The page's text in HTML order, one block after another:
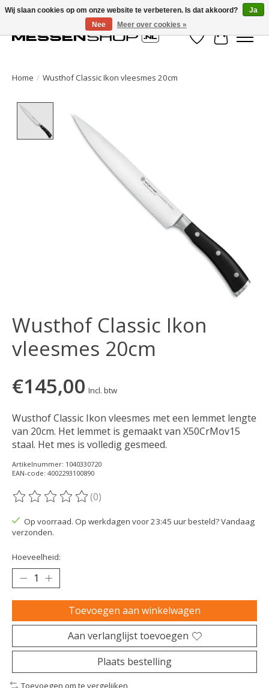
Verlanglijst
Home / Wusthof Classic Ikon vleesmes 20cm
Wusthof Classic Ikon
vleesmes 20cm
€145,00 Incl. btw
Wusthof Classic Ikon vleesmes met een lemmet lengte
van 20cm. Het lemmet is gemaakt van X50CrMov15
staal. Het mes is volledig gesmeed.
Artikelnummer: 1040330720
EAN-code: 4002293100890
De beoordeling van dit product is
(0)
Op voorraad. Op werkdagen voor 23:45 uur besteld? Vandaag
verzonden.
Hoeveelheid:
Toevoegen aan winkelwagen
Aan verlanglijst toevoegen
Plaats bestelling
Toevoegen om te vergelijken
Wij slaan cookies op om onze website te verbeteren. Is dat akkoord?
Ja
Nee
Meer over cookies »